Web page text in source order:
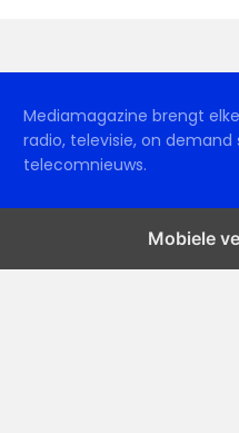
Mediamagazine brengt
radio, televisie, on
telecomnieuws.
Mobiele